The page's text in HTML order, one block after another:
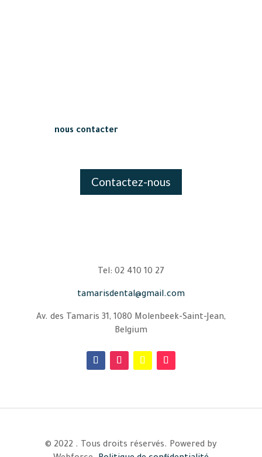
nous contacter
Contactez-nous
Tel: 02 410 10 27
tamarisdental@gmail.com
Av. des Tamaris 31, 1080 Molenbeek-Saint-Jean,
Belgium
© 2022 . Tous droits réservés. Powered by